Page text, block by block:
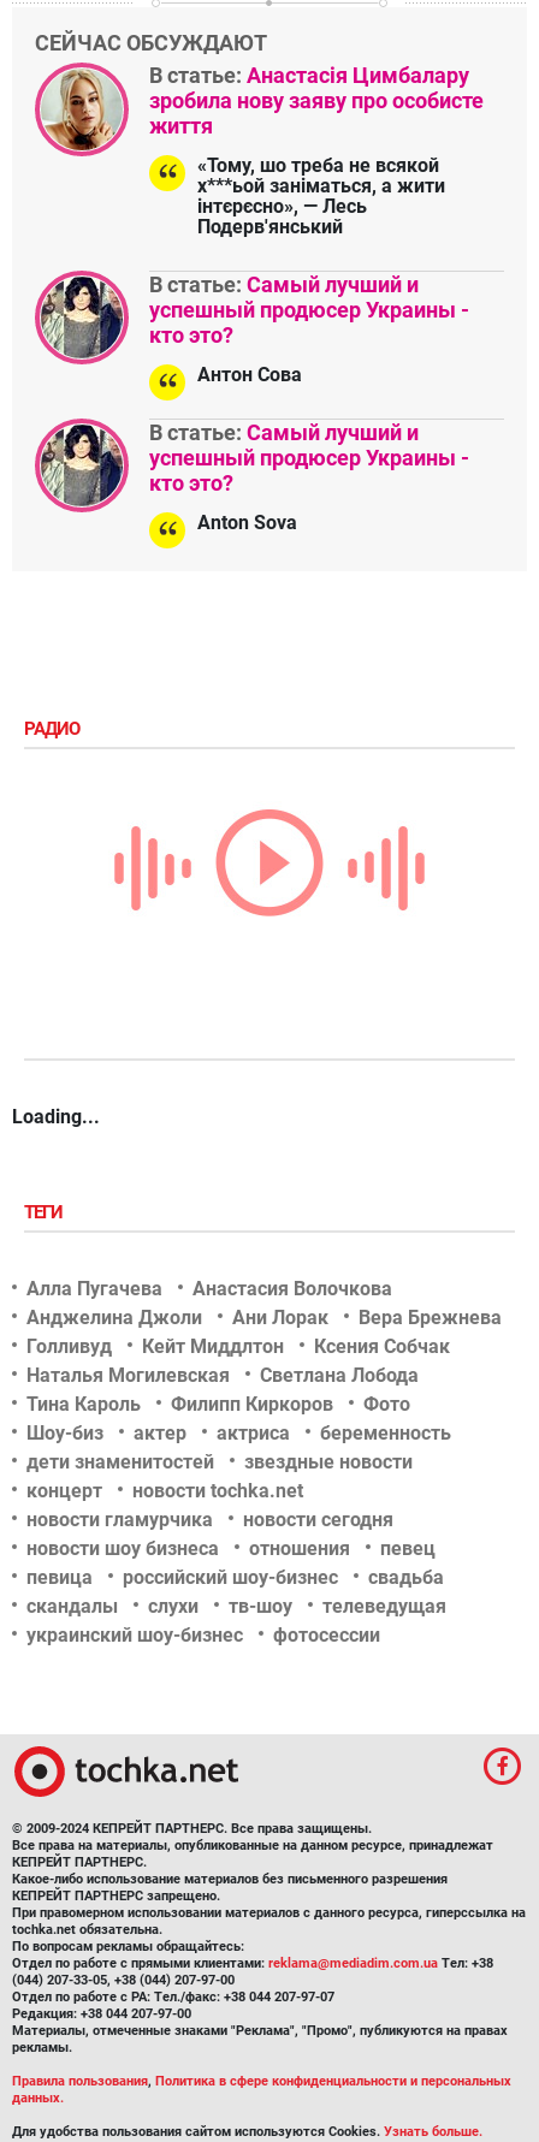
СЕЙЧАС ОБСУЖДАЮТ
В статье: Анастасія Цимбалару
зробила нову заяву про особисте
життя
«Тому, шо треба не всякой
х***ьой заніматься, а жити
інтєрєсно», — Лесь
Подерв'янський
В статье: Самый лучший и
успешный продюсер Украины -
кто это?
Антон Сова
В статье: Самый лучший и
успешный продюсер Украины -
кто это?
Anton Sova
РАДИО
Loading...
ТЕГИ
Алла Пугачева
Анастасия Волочкова
Анджелина Джоли
Ани Лорак
Вера Брежнева
Голливуд
Кейт Миддлтон
Ксения Собчак
Наталья Могилевская
Светлана Лобода
Тина Кароль
Филипп Киркоров
Фото
Шоу-биз
актер актриса
беременность
дети знаменитостей
звездные новости
концерт
новости tochka.net
новости гламурчика
новости сегодня
новости шоу бизнеса
отношения
певец
певица
российский шоу-бизнес
свадьба
скандалы
слухи тв-шоу
телеведущая
украинский шоу-бизнес
фотосессии
© 2009-2024 КЕПРЕЙТ ПАРТНЕРС. Все права защищены.
Все права на материалы, опубликованные на данном ресурсе, принадлежат
КЕПРЕЙТ ПАРТНЕРС.
Какое-либо использование материалов без письменного разрешения
КЕПРЕЙТ ПАРТНЕРС запрещено.
При правомерном использовании материалов с данного ресурса, гиперссылка на
tochka.net обязательна.
По вопросам рекламы обращайтесь:
Отдел по работе с прямыми клиентами: reklama@mediadim.com.ua Тел: +38
(044) 207-33-05, +38 (044) 207-97-00
Отдел по работе с РА: Тел./факс: +38 044 207-97-07
Редакция: +38 044 207-97-00
Материалы, отмеченные знаками "Реклама", "Промо", публикуются на правах
рекламы.
Правила пользования, Политика в сфере конфиденциальности и персональных
данных.
Для удобства пользования сайтом используются Cookies. Узнать больше.